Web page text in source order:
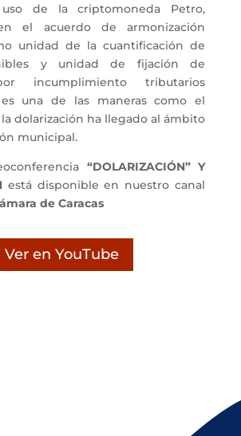
uso de lacriptomoneda Petro,
el acuerdo de armonización
unidad de la cuantificación de
y unidad de fijación de
incumplimiento tributarios
es una de las maneras como el
dolarización ha llegado al ámbito
municipal.
“DOLARIZACIÓN” Y
está disponible en nuestro canal
de Caracas
Ver en YouTube